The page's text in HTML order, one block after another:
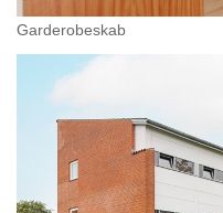
Garderobeskab